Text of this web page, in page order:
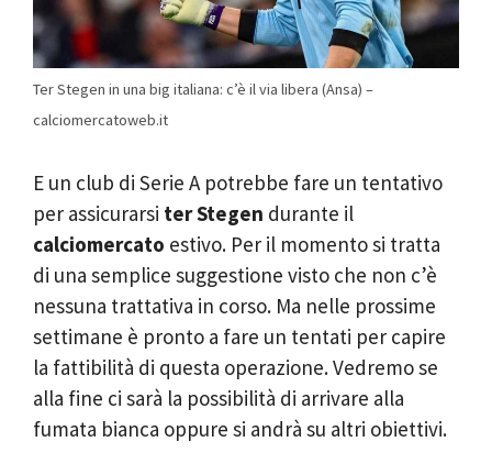
Ter Stegen in una big italiana: c’è il via libera (Ansa) –
calciomercatoweb.it
E un club di Serie A potrebbe fare un tentativo
per assicurarsi ter Stegen durante il
calciomercato estivo. Per il momento si tratta
di una semplice suggestione visto che non c’è
nessuna trattativa in corso. Ma nelle prossime
settimane è pronto a fare un tentati per capire
la fattibilità di questa operazione. Vedremo se
alla fine ci sarà la possibilità di arrivare alla
fumata bianca oppure si andrà su altri obiettivi.